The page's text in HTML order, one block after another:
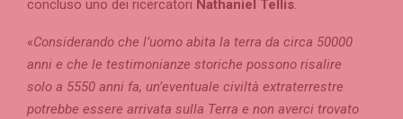
concluso uno dei ricercatori Nathaniel Tellis.
«Considerando che l’uomo abita la terra da circa 50000
anni e che le testimonianze storiche possono risalire
solo a 5550 anni fa, un’eventuale civiltà extraterrestre
potrebbe essere arrivata sulla Terra e non averci trovato